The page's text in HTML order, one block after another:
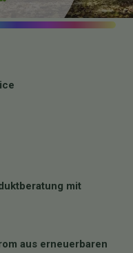
mit
aus erneuerbaren